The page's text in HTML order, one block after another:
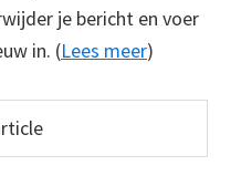
je bericht en voer
in. (Lees meer)